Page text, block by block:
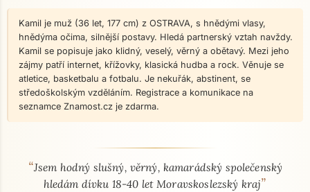
Kamil je muž (36 let, 177 cm) z OSTRAVA, s hnědými vlasy,
hnědýma očima, silnější postavy. Hledá partnerský vztah navždy.
Kamil se popisuje jako klidný, veselý, věrný a obětavý. Mezi jeho
zájmy patří internet, křížovky, klasická hudba a rock. Věnuje se
atletice, basketbalu a fotbalu. Je nekuřák, abstinent, se
středoškolským vzděláním. Registrace a komunikace na
seznamce Znamost.cz je zdarma.
O mně - seznamka profil
“Jsem hodný slušný, věrný, kamarádský společenský
hledám dívku 18-40 let Moravskoslezský kraj”